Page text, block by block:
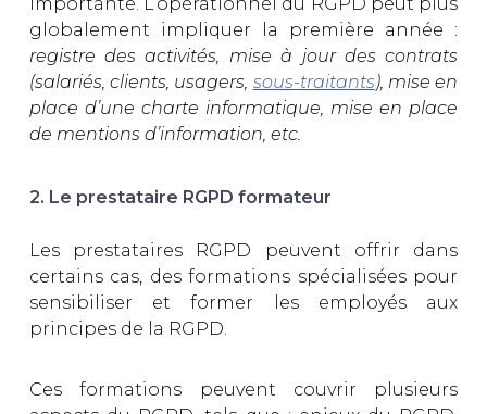
globalement impliquer la première année :
registre des activités, mise à jour des contrats
(salariés, clients, usagers, sous-traitants), mise en
place d’une charte informatique, mise en place
de mentions d’information, etc.
2. Le prestataire RGPD formateur
Les prestataires RGPD peuvent offrir dans
certains cas, des formations spécialisées pour
sensibiliser et former les employés aux
principes de la RGPD.
Ces formations peuvent couvrir plusieurs